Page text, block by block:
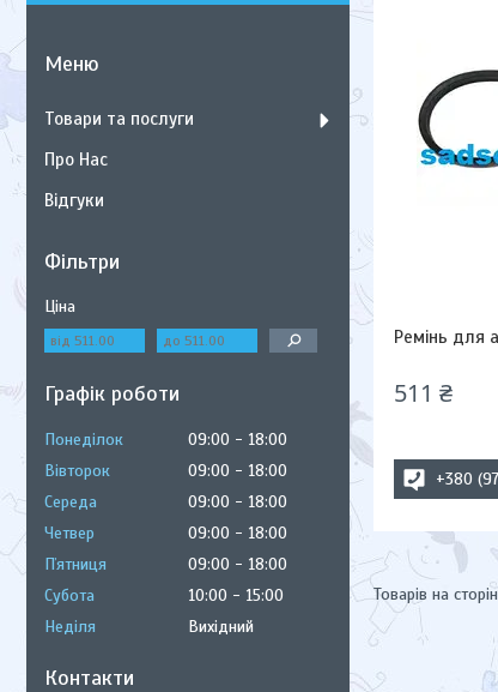
Ремінь для
511 ₴
+380
Товари та послуги
Про Нас
Відгуки
Фільтри
Ціна
Графік роботи
Понеділок 09:00
18:00
Вівторок
09:00
18:00
Середа
09:00
18:00
Четвер
09:00
18:00
Пʼятниця
09:00
18:00
Субота
10:00
15:00
Неділя
Вихідний
Контакти